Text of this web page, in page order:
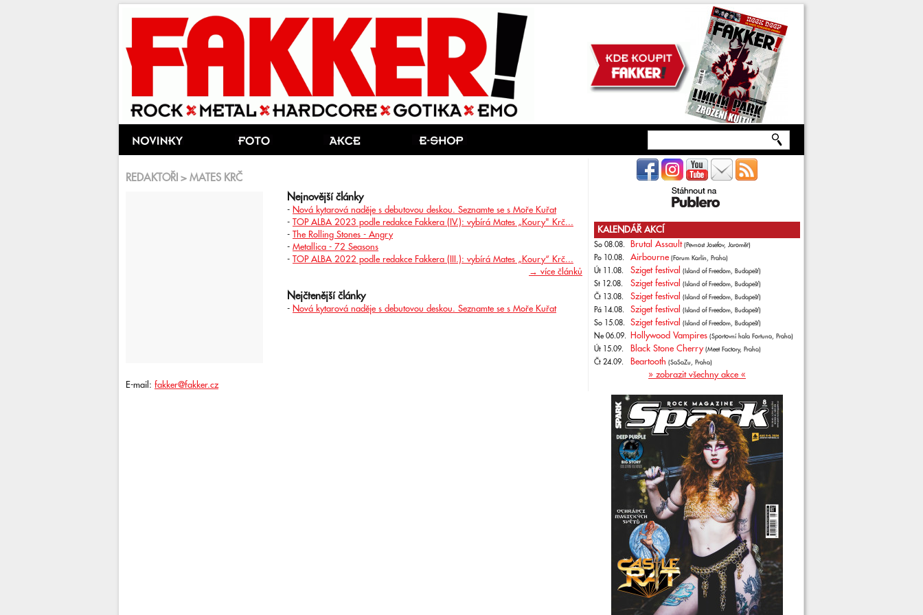
REDAKTOŘI > MATES KRČ
Nejnovější články
- Nová kytarová naděje s debutovou deskou. Seznamte se s Moře Kuřat
- TOP ALBA 2023 podle redakce Fakkera (IV.): vybírá Mates „Koury" Krč...
- The Rolling Stones - Angry
- Metallica - 72 Seasons
- TOP ALBA 2022 podle redakce Fakkera (III.): vybírá Mates „Koury“ Krč...
→ více článků
Nejčtenější články
- Nová kytarová naděje s debutovou deskou. Seznamte se s Moře Kuřat
E-mail: fakker@fakker.cz
KALENDÁŘ AKCÍ
So 08.08. Brutal Assault (Pevnost Josefov, Jaroměř)
Po 10.08. Airbourne (Forum Karlín, Praha)
Út 11.08. Sziget festival (Island of Freedom, Budapešť)
St 12.08. Sziget festival (Island of Freedom, Budapešť)
Čt 13.08. Sziget festival (Island of Freedom, Budapešť)
Pá 14.08. Sziget festival (Island of Freedom, Budapešť)
So 15.08. Sziget festival (Island of Freedom, Budapešť)
Ne 06.09. Hollywood Vampires (Sportovní hala Fortuna, Praha)
Út 15.09. Black Stone Cherry (Meet Factory, Praha)
Čt 24.09. Beartooth (SaSaZu, Praha)
» zobrazit všechny akce «